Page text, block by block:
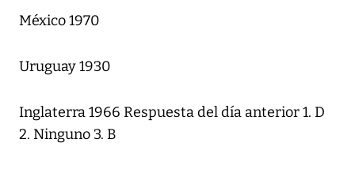
México 1970
Uruguay 1930
Inglaterra 1966 Respuesta del día anterior 1. D
2. Ninguno 3. B